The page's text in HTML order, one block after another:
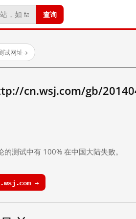
查询
试网址→
cn.wsj.com/gb/
测试中有 100% 在中国大陆失败。
→